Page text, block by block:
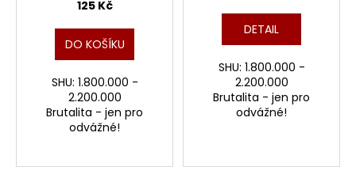
125 Kč
DO KOŠÍKU
SHU: 1.800.000 -
2.200.000
Brutalita - jen pro
odvážné!
DETAIL
SHU: 1.800.000 -
2.200.000
Brutalita - jen pro
odvážné!